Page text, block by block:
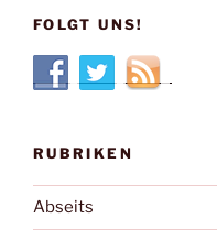
FOLGT UNS!
RUBRIKEN
Abseits